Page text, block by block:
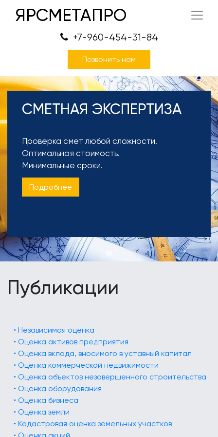
ЯРСМЕТАПРО
+7-960-454-31-84
Позвонить нам
СМЕТНАЯ ЭКСПЕРТИЗА
Проверка смет любой сложности.
Оптимальная стоимость.
Минимальные сроки.
Подробнее
Публикации
• Независимая оценка
• Оценка активов предприятия
• Оценка вклада, вносимого в уставный капитал
• Оценка коммерческой недвижимости
• Оценка объектов незавершенного строительства
• Оценка оборудования
• Оценка бизнеса
• Оценка земли
• Кадастровая оценка земельных участков